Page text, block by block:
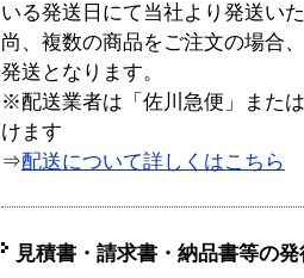
いる発送日にて当社より発送い
尚、複数の商品をご注文の場合
発送となります。
※配送業者は「佐川急便」また
けます
⇒配送について詳しくはこちら
見積書・請求書・納品書等の